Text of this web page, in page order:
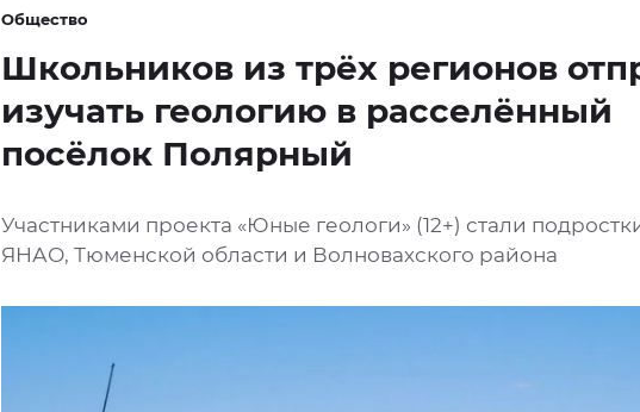
Общество
Школьников из трёх регионов
изучать геологию в расселённый
посёлок Полярный
Участниками проекта «Юные геологи» (12+) стали
ЯНАО, Тюменской области и Волновахского района